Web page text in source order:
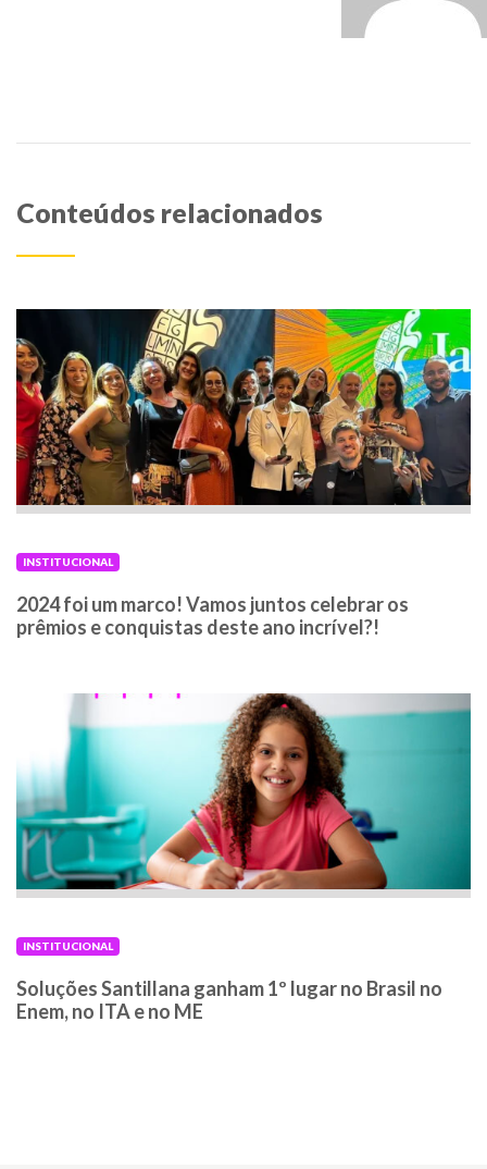
Conteúdos relacionados
INSTITUCIONAL
2024 foi um marco! Vamos juntos celebrar os
prêmios e conquistas deste ano incrível?!
INSTITUCIONAL
Soluções Santillana ganham 1º lugar no Brasil no
Enem, no ITA e no ME